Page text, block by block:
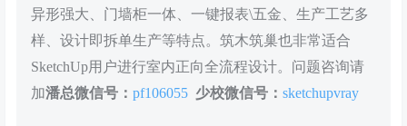
异形强大、门墙柜一体、一键报表\五金、生产工艺多
样、设计即拆单生产等特点。筑木筑巢也非常适合
SketchUp用户进行室内正向全流程设计。问题咨询请
加潘总微信号： pf106055 少校微信号： sketchupvray